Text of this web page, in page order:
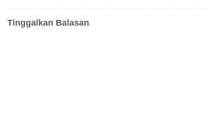
Tinggalkan Balasan